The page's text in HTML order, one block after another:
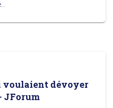
voulaient dévoyer
JForum